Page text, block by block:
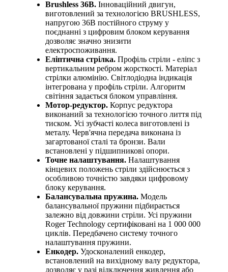
Brushless 36В. Інноваційний двигун,
виготовлений за технологією BRUSHLESS,
напругою 36В постійного струму у
поєднанні з цифровим блоком керування
дозволяє значно знизити
електроспоживання.
Еліптична стрілка. Профіль стріли - еліпс з
вертикальним ребром жорсткості. Матеріал
стрілки алюмінію. Світлодіодна індикація
інтегрована у профіль стріли. Алгоритм
світіння задається блоком управління.
Мотор-редуктор. Корпус редуктора
виконаний за технологією точного лиття під
тиском. Усі зубчасті колеса виготовлені із
металу. Черв'ячна передача виконана із
загартованої сталі та бронзи. Вали
встановлені у підшипникові опори.
Точне налаштування. Налаштування
кінцевих положень стріли здійснюється з
особливою точністю завдяки цифровому
блоку керування.
Балансувальна пружина. Модель
балансувальної пружини підбирається
залежно від довжини стріли. Усі пружини
Roger Technology сертифіковані на 1 000 000
циклів. Передбачено систему точного
налаштування пружини.
Енкодер. Удосконалений енкодер,
встановлений на вихідному валу редуктора,
дозволяє у разі відключення живлення або